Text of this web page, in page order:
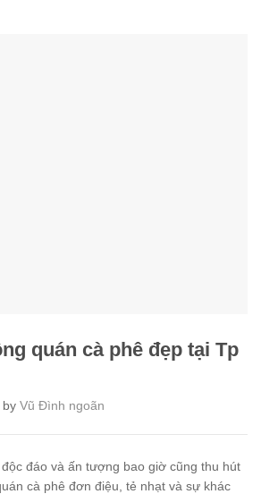
quán cà phê đẹp tại Tp
by Vũ Đình ngoãn
đáo và ấn tượng bao giờ cũng thu hút
cà phê đơn điệu, tẻ nhạt và sự khác